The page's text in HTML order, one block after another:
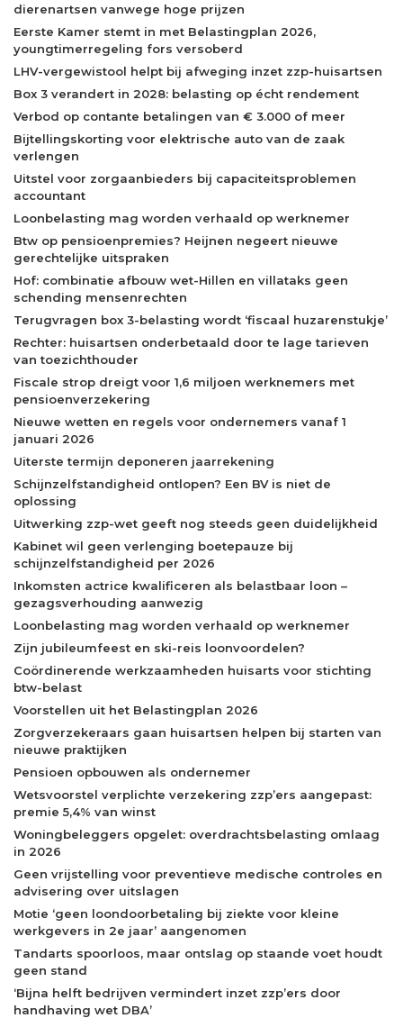
dierenartsen vanwege hoge prijzen
Eerste Kamer stemt in met Belastingplan 2026,
youngtimerregeling fors versoberd
LHV-vergewistool helpt bij afweging inzet zzp-huisartsen
Box 3 verandert in 2028: belasting op écht rendement
Verbod op contante betalingen van € 3.000 of meer
Bijtellingskorting voor elektrische auto van de zaak
verlengen
Uitstel voor zorgaanbieders bij capaciteitsproblemen
accountant
Loonbelasting mag worden verhaald op werknemer
Btw op pensioenpremies? Heijnen negeert nieuwe
gerechtelijke uitspraken
Hof: combinatie afbouw wet-Hillen en villataks geen
schending mensenrechten
Terugvragen box 3-belasting wordt ‘fiscaal huzarenstukje’
Rechter: huisartsen onderbetaald door te lage tarieven
van toezichthouder
Fiscale strop dreigt voor 1,6 miljoen werknemers met
pensioenverzekering
Nieuwe wetten en regels voor ondernemers vanaf 1
januari 2026
Uiterste termijn deponeren jaarrekening
Schijnzelfstandigheid ontlopen? Een BV is niet de
oplossing
Uitwerking zzp-wet geeft nog steeds geen duidelijkheid
Kabinet wil geen verlenging boetepauze bij
schijnzelfstandigheid per 2026
Inkomsten actrice kwalificeren als belastbaar loon –
gezagsverhouding aanwezig
Loonbelasting mag worden verhaald op werknemer
Zijn jubileumfeest en ski-reis loonvoordelen?
Coördinerende werkzaamheden huisarts voor stichting
btw-belast
Voorstellen uit het Belastingplan 2026
Zorgverzekeraars gaan huisartsen helpen bij starten van
nieuwe praktijken
Pensioen opbouwen als ondernemer
Wetsvoorstel verplichte verzekering zzp’ers aangepast:
premie 5,4% van winst
Woningbeleggers opgelet: overdrachtsbelasting omlaag
in 2026
Geen vrijstelling voor preventieve medische controles en
advisering over uitslagen
Motie ‘geen loondoorbetaling bij ziekte voor kleine
werkgevers in 2e jaar’ aangenomen
Tandarts spoorloos, maar ontslag op staande voet houdt
geen stand
‘Bijna helft bedrijven vermindert inzet zzp’ers door
handhaving wet DBA’